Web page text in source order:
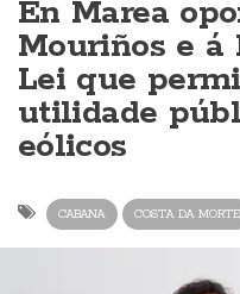
En Marea
Mouriños e á
Lei que
utilidade
eólicos
CABANA COSTA DA MORTE